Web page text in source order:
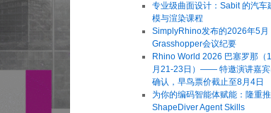
专业级曲面设计：Sabit 的汽车
模与渲染课程
SimplyRhino发布的2026年5月
Grasshopper会议纪要
Rhino World 2026 巴塞罗那（
月21-23日）—— 特邀演讲嘉
确认，早鸟票价截止至8月4日
为你的编码智能体赋能：隆重
ShapeDiver Agent Skills